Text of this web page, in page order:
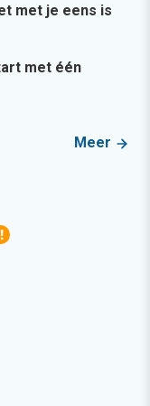
met je eens is
met één
Meer